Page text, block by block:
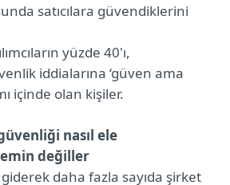
satıcılara güvendiklerini
yüzde 40'ı,
iddialarına ‘güven ama
içinde olan kişiler.
nasıl ele
değiller
daha fazla sayıda şirket